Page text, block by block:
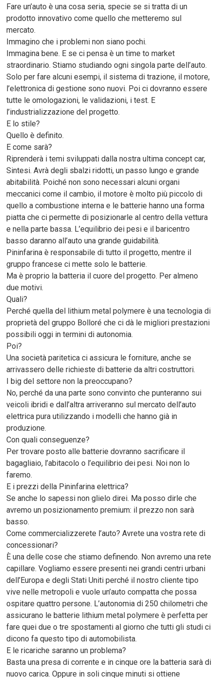
Fare un’auto è una cosa seria, specie se si tratta di un
prodotto innovativo come quello che metteremo sul
mercato.
Immagino che i problemi non siano pochi.
Immagina bene. E se ci pensa è un time to market
straordinario. Stiamo studiando ogni singola parte dell’auto.
Solo per fare alcuni esempi, il sistema di trazione, il motore,
l’elettronica di gestione sono nuovi. Poi ci dovranno essere
tutte le omologazioni, le validazioni, i test. E
l’industrializzazione del progetto.
E lo stile?
Quello è definito.
E come sarà?
Riprenderà i temi sviluppati dalla nostra ultima concept car,
Sintesi. Avrà degli sbalzi ridotti, un passo lungo e grande
abitabilità. Poiché non sono necessari alcuni organi
meccanici come il cambio, il motore è molto più piccolo di
quello a combustione interna e le batterie hanno una forma
piatta che ci permette di posizionarle al centro della vettura
e nella parte bassa. L’equilibrio dei pesi e il baricentro
basso daranno all’auto una grande guidabilità.
Pininfarina è responsabile di tutto il progetto, mentre il
gruppo francese ci mette solo le batterie.
Ma è proprio la batteria il cuore del progetto. Per almeno
due motivi.
Quali?
Perché quella del lithium metal polymere è una tecnologia di
proprietà del gruppo Bolloré che ci dà le migliori prestazioni
possibili oggi in termini di autonomia.
Poi?
Una società paritetica ci assicura le forniture, anche se
arrivassero delle richieste di batterie da altri costruttori.
I big del settore non la preoccupano?
No, perché da una parte sono convinto che punteranno sui
veicoli ibridi e dall’altra arriveranno sul mercato dell’auto
elettrica pura utilizzando i modelli che hanno già in
produzione.
Con quali conseguenze?
Per trovare posto alle batterie dovranno sacrificare il
bagagliaio, l’abitacolo o l’equilibrio dei pesi. Noi non lo
faremo.
E i prezzi della Pininfarina elettrica?
Se anche lo sapessi non glielo direi. Ma posso dirle che
avremo un posizionamento premium: il prezzo non sarà
basso.
Come commercializzerete l’auto? Avrete una vostra rete di
concessionari?
È una delle cose che stiamo definendo. Non avremo una rete
capillare. Vogliamo essere presenti nei grandi centri urbani
dell’Europa e degli Stati Uniti perché il nostro cliente tipo
vive nelle metropoli e vuole un’auto compatta che possa
ospitare quattro persone. L’autonomia di 250 chilometri che
assicurano le batterie lithium metal polymere è perfetta per
fare quei due o tre spostamenti al giorno che tutti gli studi ci
dicono fa questo tipo di automobilista.
E le ricariche saranno un problema?
Basta una presa di corrente e in cinque ore la batteria sarà di
nuovo carica. Oppure in soli cinque minuti si ottiene